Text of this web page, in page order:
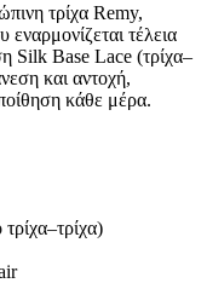
τρίχα Remy,
τέλεια
Silk Base Lace (τρίχα–
και αντοχή,
κάθε μέρα.